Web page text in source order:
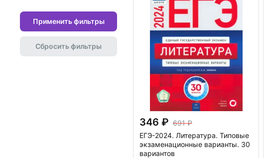
346
691
ЕГЭ-2024. Литература. Типовые
экзаменационные варианты. 30
вариантов
Применить фильтры
Сбросить фильтры